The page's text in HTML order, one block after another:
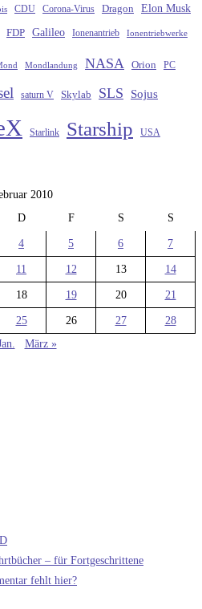
CDU Corona-Virus Dragon Elon Musk
FDP Galileo Ionenantrieb Ionentriebwerke
Mondlandung NASA Orion PC
saturn V Skylab SLS Sojus
Starlink Starship USA
2010
D F S S
4 5 6 7
11 12 13 14
18 19 20 21
25 26 27
28
März »
– für Fortgeschrittene
fehlt hier?